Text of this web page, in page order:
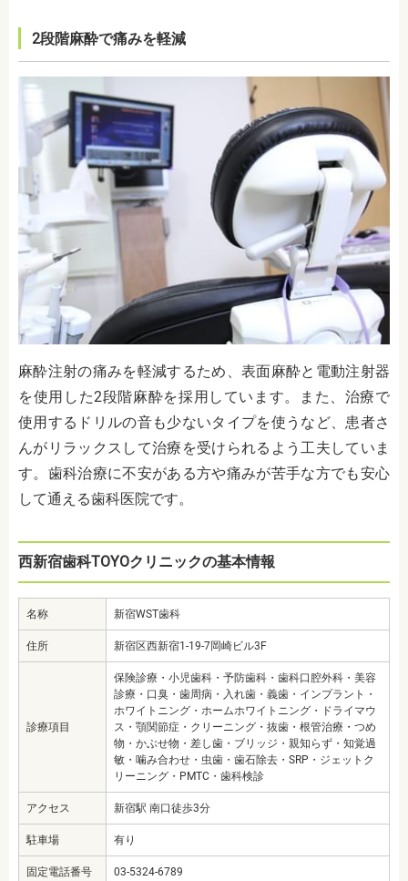
2段階麻酔で痛みを軽減
麻酔注射の痛みを軽減するため、表面麻酔と電動注射器
を使用した2段階麻酔を採用しています。また、治療で
使用するドリルの音も少ないタイプを使うなど、患者さ
んがリラックスして治療を受けられるよう工夫していま
す。歯科治療に不安がある方や痛みが苦手な方でも安心
して通える歯科医院です。
西新宿歯科TOYOクリニックの基本情報
名称 新宿WST歯科
住所 新宿区西新宿1-19-7岡崎ビル3F
診療項目
保険診療・小児歯科・予防歯科・歯科口腔外科・美容
診療・口臭・歯周病・入れ歯・義歯・インプラント・
ホワイトニング・ホームホワイトニング・ドライマウ
ス・顎関節症・クリーニング・抜歯・根管治療・つめ
物・かぶせ物・差し歯・ブリッジ・親知らず・知覚過
敏・噛み合わせ・虫歯・歯石除去・SRP・ジェットク
リーニング・PMTC・歯科検診
アクセス 新宿駅 南口徒歩3分
駐車場 有り
固定電話番号 03-5324-6789